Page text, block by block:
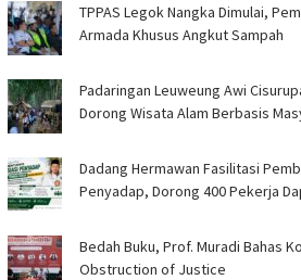
TPPAS Legok Nangka Dimulai,
Armada Khusus Angkut Sampah
Padaringan Leuweung Awi
Dorong Wisata Alam Berbasis
Dadang Hermawan Fasilitasi
Penyadap, Dorong 400 Pekerja
Bedah Buku, Prof. Muradi Bahas
Obstruction of Justice